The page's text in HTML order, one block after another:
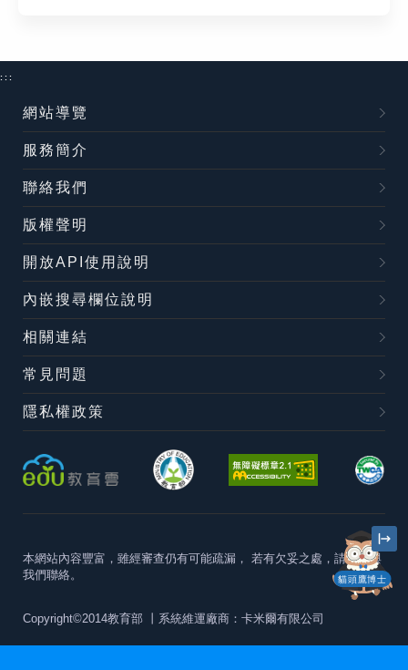
貓頭鷹博士
:::
網站導覽
服務簡介
聯絡我們
版權聲明
開放API使用說明
內嵌搜尋欄位說明
相關連結
常見問題
隱私權政策
本網站內容豐富，雖經審查仍有可能疏漏， 若有欠妥之處，請隨時與
我們聯絡。
Copyright©2014教育部 丨系統維運廠商：卡米爾有限公司